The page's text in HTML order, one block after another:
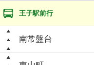
王子駅前行
南常盤台